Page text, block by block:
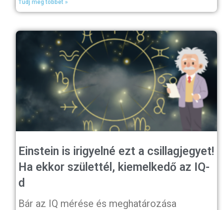
Tudj meg többet »
Einstein is irigyelné ezt a csillagjegyet!
Ha ekkor születtél, kiemelkedő az IQ-
d
Bár az IQ mérése és meghatározása